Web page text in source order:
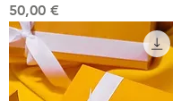
Prix
50,00 €